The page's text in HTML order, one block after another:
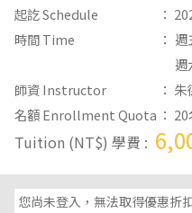
起訖 Schedule
：
時間 Time
： 週
週
師資 Instructor
：
名額 Enrollment Quota ：
Tuition (NT$) 學費 :
您尚未登入，無法取得優惠折